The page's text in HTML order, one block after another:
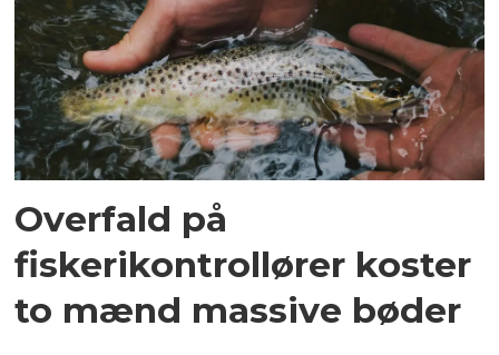
Overfald på
fiskerikontrollører koster
to mænd massive bøder